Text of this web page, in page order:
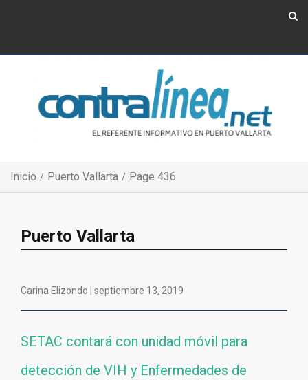
Inicio Puerto Vallarta Page 436
Puerto Vallarta
Carina Elizondo | septiembre 13, 2019
SETAC contará con unidad móvil para
detección de VIH y Enfermedades de